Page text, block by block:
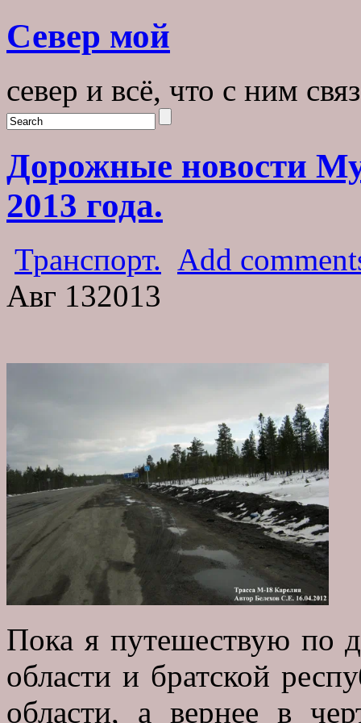
Север мой
север и всё, что с ним
Дорожные новости
2013 года.
Транспорт. Add
Авг 132013
Пока я путешествую по
области и братской
области, а вернее в